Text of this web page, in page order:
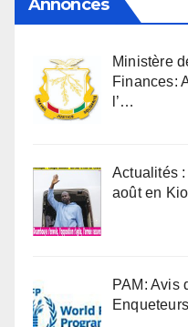
Annonces
Ministère
Finances:
l’…
Actualités
août en
PAM: Avis
Enqueteurs